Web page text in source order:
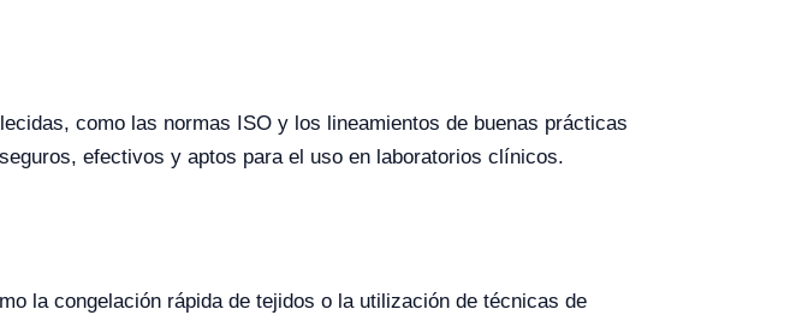
como las normas ISO y los lineamientos de buenas prácticas
efectivos y aptos para el uso en laboratorios clínicos.
la congelación rápida de tejidos o la utilización de técnicas de